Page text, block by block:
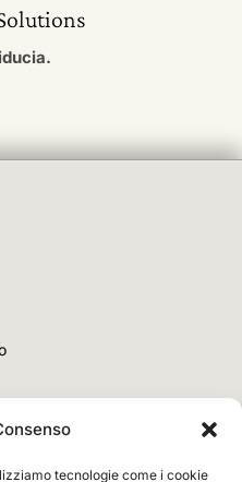
tecnologie come i cookie